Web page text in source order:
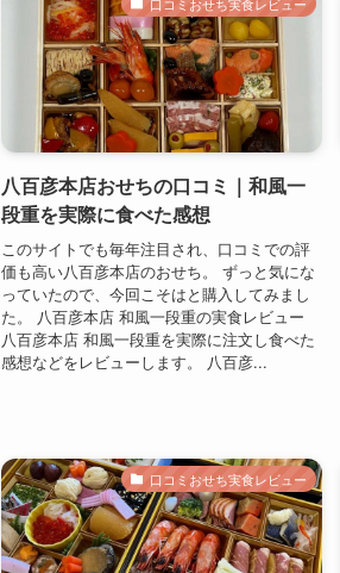
八百彦本店おせちの口コミ｜和風一
段重を実際に食べた感想
このサイトでも毎年注目され、口コミでの評
価も高い八百彦本店のおせち。 ずっと気にな
っていたので、今回こそはと購入してみまし
た。 八百彦本店 和風一段重の実食レビュー
八百彦本店 和風一段重を実際に注文し食べた
感想などをレビューします。 八百彦...
口コミおせち実食レビュー